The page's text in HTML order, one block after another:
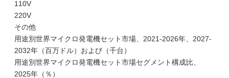
110V
220V
その他
用途別世界マイクロ発電機セット市場、2021-2026年、2027-
2032年（百万ドル）および（千台）
用途別世界マイクロ発電機セット市場セグメント構成比、
2025年（％）